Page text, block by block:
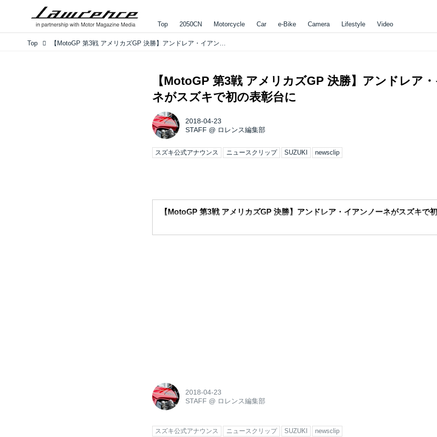
Top 2050CN Motorcycle Car e-Bike Camera Lifestyle Video
Top 【MotoGP 第3戦 アメリカズGP 決勝】アンドレア・イアンノーネがスズキで初の表彰台に
【MotoGP 第3戦 アメリカズGP 決勝】アンドレア
ネがスズキで初の表彰台に
2018-04-23
STAFF @ ロレンス編集部
スズキ公式アナウンス ニュースクリップ SUZUKI newsclip
【MotoGP 第3戦 アメリカズGP 決勝】アンドレア・イアンノーネがスズキで
2018-04-23
STAFF @ ロレンス編集部
スズキ公式アナウンス ニュースクリップ SUZUKI newsclip